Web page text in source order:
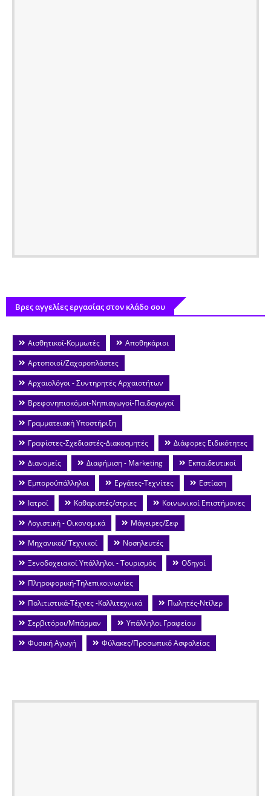
Βρες αγγελίες εργασίας στον κλάδο σου
Αισθητικοί-Κομμωτές
Αποθηκάριοι
Αρτοποιοί/Ζαχαροπλάστες
Αρχαιολόγοι - Συντηρητές Αρχαιοτήτων
Βρεφονηπιοκόμοι-Νηπιαγωγοί-Παιδαγωγοί
Γραμματειακή Υποστήριξη
Γραφίστες-Σχεδιαστές-Διακοσμητές
Διάφορες Ειδικότητες
Διανομείς
Διαφήμιση - Marketing
Εκπαιδευτικοί
Εμποροΰπάλληλοι
Εργάτες-Τεχνίτες
Εστίαση
Ιατροί
Καθαριστές/στριες
Κοινωνικοί Επιστήμονες
Λογιστική - Οικονομικά
Μάγειρες/Σεφ
Μηχανικοί/ Τεχνικοί
Νοσηλευτές
Ξενοδοχειακοί Υπάλληλοι - Τουρισμός
Οδηγοί
Πληροφορική-Τηλεπικοινωνίες
Πολιτιστικά-Τέχνες -Καλλιτεχνικά
Πωλητές-Ντίλερ
Σερβιτόροι/Μπάρμαν
Υπάλληλοι Γραφείου
Φυσική Αγωγή
Φύλακες/Προσωπικό Ασφαλείας